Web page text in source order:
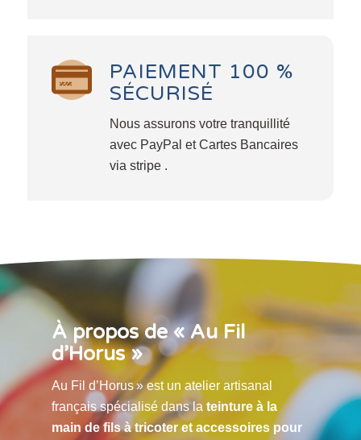
PAIEMENT 100 %
SÉCURISÉ
Nous assurons votre tranquillité
avec PayPal et Cartes Bancaires
via stripe .
À propos de « Au Fil
d’Horus »
Au Fil d’Horus » est un atelier artisanal
français spécialisé dans la teinture à la
main de fils à tricoter et accessoires pour